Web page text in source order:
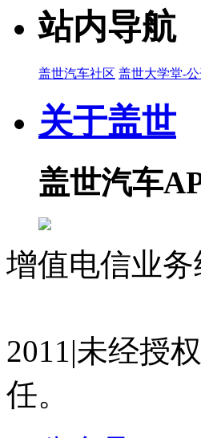
盖世直播君
2026-07-22 10:38
09:58
京清汽车产业园 李东
盖世直播君
2026-07-22 10:36
10:11
盖世汽车 顾晓颖：主
21:40
2026-07-15 15:07
盖世直播君
站内导航
盖世汽车社区 盖世大学堂-
关于盖世
盖世汽车
增值电信业
2011|未经授
任。